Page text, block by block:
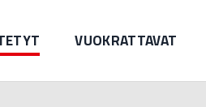
VUOKRATTAVAT